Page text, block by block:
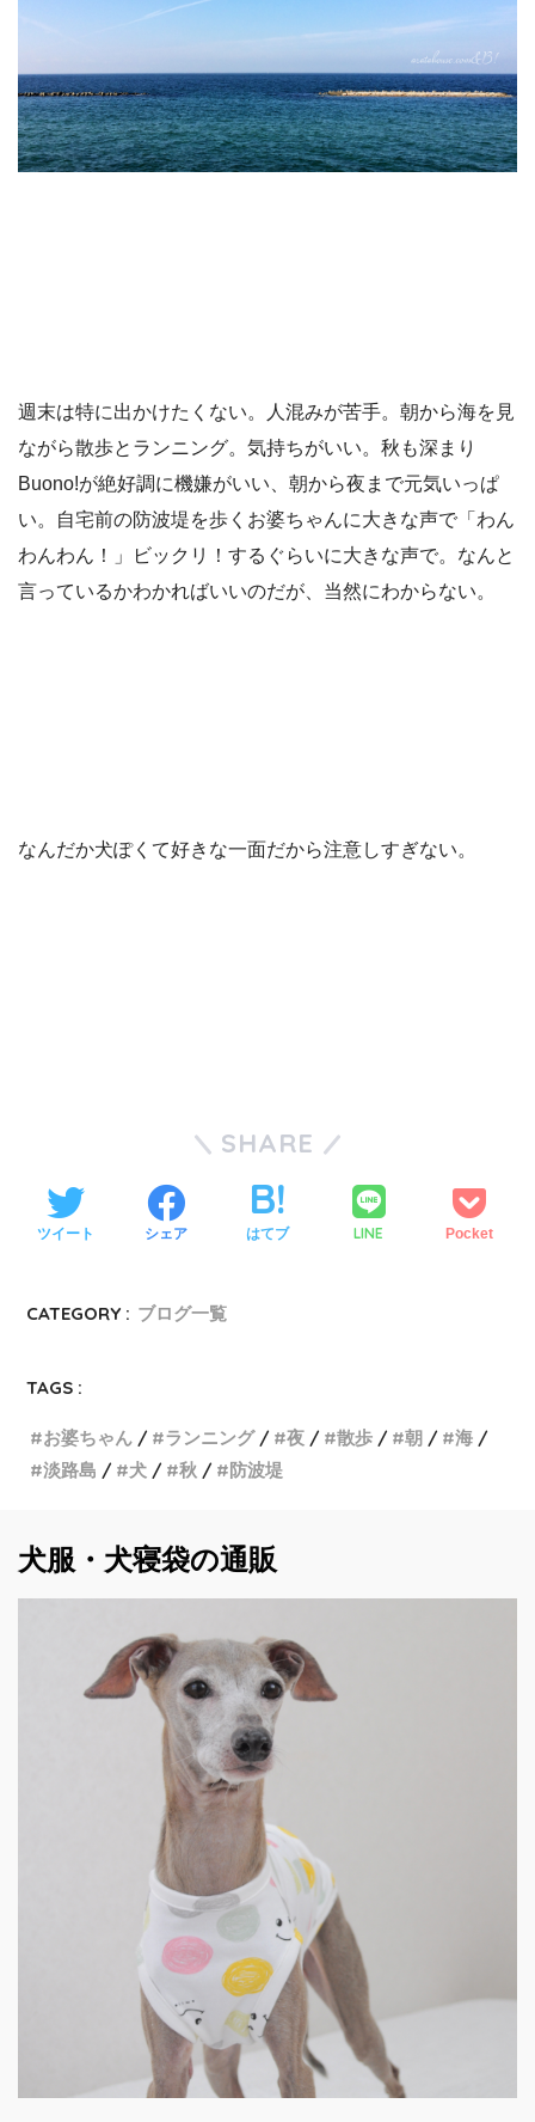
週末は特に出かけたくない。人混みが苦手。朝から海を見
ながら散歩とランニング。気持ちがいい。秋も深まり
Buono!が絶好調に機嫌がいい、朝から夜まで元気いっぱ
い。自宅前の防波堤を歩くお婆ちゃんに大きな声で「わん
わんわん！」ビックリ！するぐらいに大きな声で。なんと
言っているかわかればいいのだが、当然にわからない。
なんだか犬ぽくて好きな一面だから注意しすぎない。
SHARE
ツイート シェア はてブ LINE Pocket
CATEGORY : ブログ一覧
TAGS :
お婆ちゃん ランニング 夜 散歩 朝
海
淡路島
犬 秋 防波堤
犬服・犬寝袋の通販